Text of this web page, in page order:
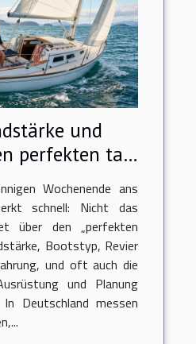
und
perfekten tag
prägen
Wochenende ans
schnell: Nicht das
über den „perfekten
Bootstyp, Revier
und oft auch die
und Planung
In Deutschland messen